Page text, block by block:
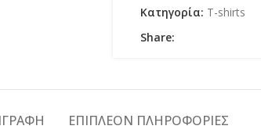
Κατηγορία: T-shirts
Share:
ΕΠΙΠΛΈΟΝ ΠΛΗΡΟΦΟΡΊΕΣ